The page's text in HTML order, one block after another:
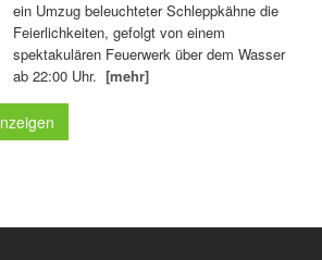
ein Umzug beleuchteter Schleppkähne die
Feierlichkeiten, gefolgt von einem
spektakulären Feuerwerk über dem Wasser
ab 22:00 Uhr.[mehr]